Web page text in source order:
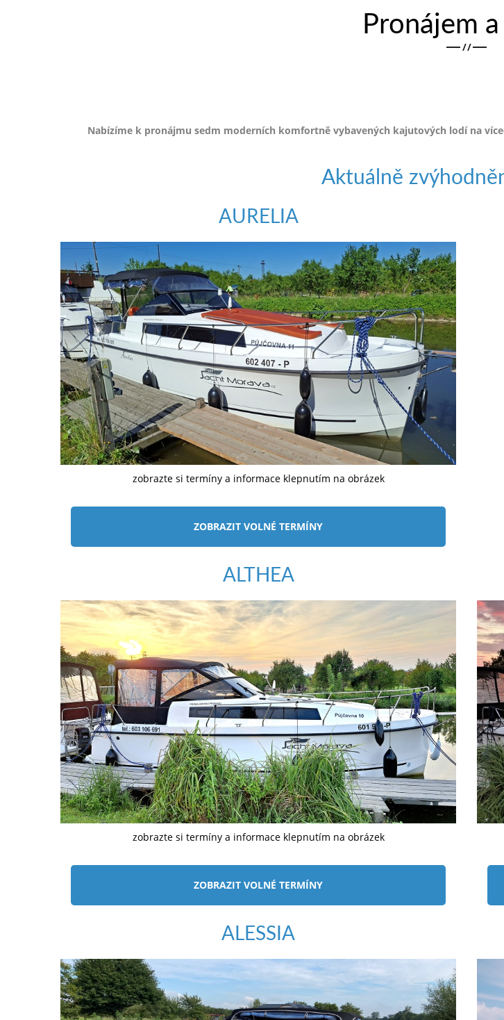
Pronájem
/ /
Nabízíme k pronájmu sedm moderních komfortně vybavených kajutových lodí na
Aktuálně
AURELIA
zobrazte si termíny a informace klepnutím na obrázek
ZOBRAZIT VOLNÉ TERMÍNY
ALTHEA
zobrazte si termíny a informace klepnutím na obrázek
ZOBRAZIT VOLNÉ TERMÍNY
ALESSIA